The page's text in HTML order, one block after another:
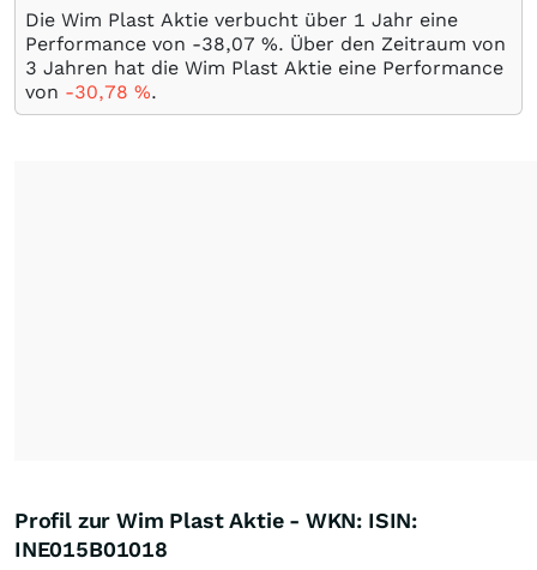
Die Wim Plast Aktie verbucht über 1 Jahr eine
Performance von -38,07 %. Über den Zeitraum von
3 Jahren hat die Wim Plast Aktie eine Performance
von -30,78 %.
Profil zur Wim Plast Aktie - WKN: ISIN:
INE015B01018